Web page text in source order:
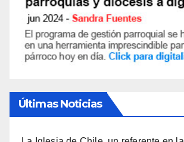
Últimas Noticias